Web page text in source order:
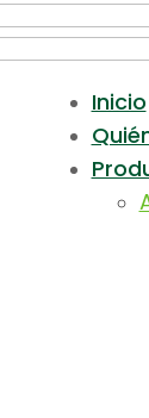
Inicio